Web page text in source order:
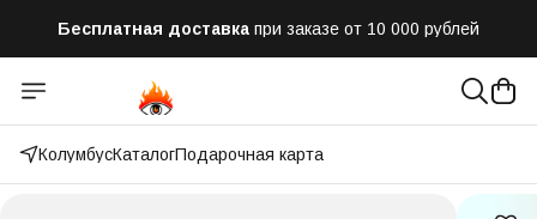
Бесплатная доставка при заказе от 10 000 рублей
Отправим заказ в течении часа после оформления
Оплатим до 50% доставки
КолумбусКаталогПодарочная карта